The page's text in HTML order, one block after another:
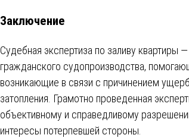
Заключение
Судебная экспертиза по заливу квартиры
гражданского судопроизводства,
возникающие в связи с причинением
затопления. Грамотно проведенная
объективному и справедливому
интересы потерпевшей стороны.